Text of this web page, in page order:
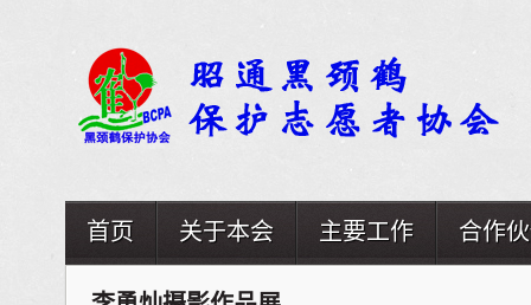
首页 关于本会 主要工作 合作